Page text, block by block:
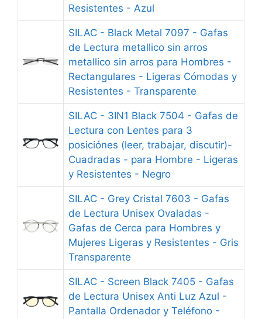
Resistentes - Azul
SILAC - Black Metal 7097 - Gafas
de Lectura metallico sin arros
metallico sin arros para Hombres -
Rectangulares - Ligeras Cómodas y
Resistentes - Transparente
SILAC - 3IN1 Black 7504 - Gafas de
Lectura con Lentes para 3
posiciónes (leer, trabajar, discutir)-
Cuadradas - para Hombre - Ligeras
y Resistentes - Negro
SILAC - Grey Cristal 7603 - Gafas
de Lectura Unisex Ovaladas -
Gafas de Cerca para Hombres y
Mujeres Ligeras y Resistentes - Gris
Transparente
SILAC - Screen Black 7405 - Gafas
de Lectura Unisex Anti Luz Azul -
Pantalla Ordenador y Teléfono -